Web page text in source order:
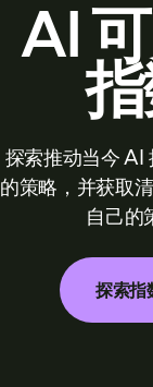
AI
探索推动当今 AI
的策略，并获取
自己的
探索指